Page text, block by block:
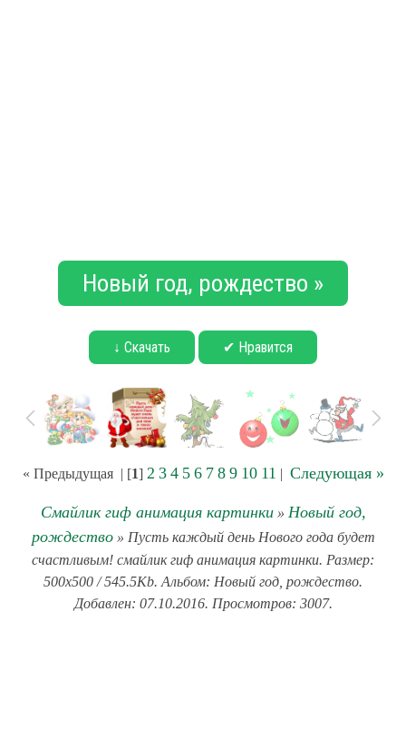
Новый год, рождество »
↓ Скачать ✔ Нравится
« Предыдущая| [1] 2 3 4 5 6 7 8 9 10 11 | Следующая »
Смайлик гиф анимация картинки» Новый год,
рождество» Пусть каждый день Нового года будет
счастливым! смайлик гиф анимация картинки. Размер:
500x500 / 545.5Kb. Альбом: Новый год, рождество.
Добавлен: 07.10.2016. Просмотров: 3007.